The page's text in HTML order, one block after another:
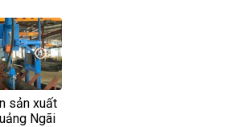
sản xuất
Ngãi